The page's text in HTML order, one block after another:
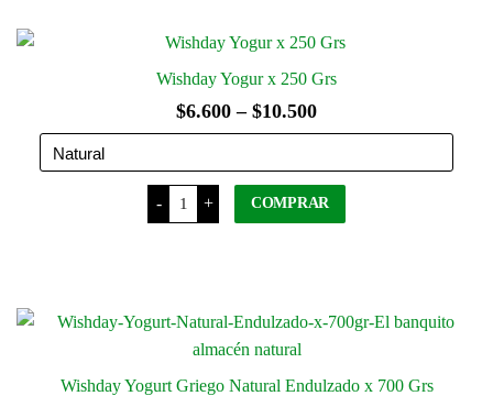
Wishday Yogur x 250 Grs
$6.600 – $10.500Rango
de
precios:
desde
-
Wishday
Yogur
x
+ COMPRAR
varias
variantes.
Wishday Yogurt Griego Natural Endulzado x 700 Grs